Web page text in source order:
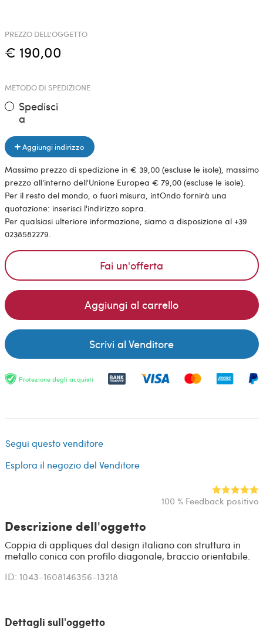
PREZZO DELL'OGGETTO
€ 190,00
METODO DI SPEDIZIONE
Spedisci
a
Aggiungi indirizzo
Massimo prezzo di spedizione in € 39,00 (escluse le isole), massimo
prezzo all'interno dell'Unione Europea € 79,00 (escluse le isole).
Per il resto del mondo, o fuori misura, intOndo fornirà una
quotazione: inserisci l'indirizzo sopra.
Per qualsiasi ulteriore informazione, siamo a disposizione al +39
0238582279.
Fai un'offerta
Aggiungi al carrello
Scrivi al Venditore
Protezione degli acquisti
Segui questo venditore
Esplora il negozio del Venditore
100 % Feedback positivo
Descrizione dell'oggetto
Coppia di appliques dal design italiano con struttura in
metallo conica con profilo diagonale, braccio orientabile.
ID: 1043-1608146356-13218
Dettagli sull'oggetto